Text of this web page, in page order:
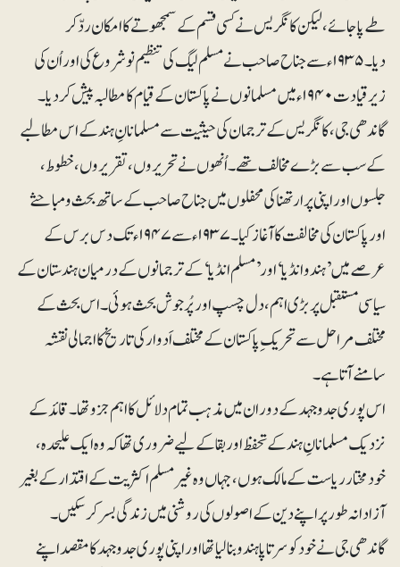
طے پاجائے، لیکن کانگریس نے کسی قسم کے سمجھوتے کا امکان ردّ کر
دیا۔ ۱۹۳۵ء سے جناح صاحب نے مسلم لیگ کی تنظیم نو شروع کی اور اُن کی
زیرقیادت ۱۹۴۰ء میں مسلمانوں نے پاکستان کے قیام کا مطالبہ پیش کر دیا۔
گاندھی جی ، کانگریس کے ترجمان کی حیثیت سے مسلمانانِ ہند کے اس مطالبے
کے سب سے بڑے مخالف تھے۔ اُنھوں نے تحریروں ، تقریروں ، خطوط،
جلسوں اور اپنی پرارتھنا کی محفلوں میں جناح صاحب کے ساتھ بحث و مباحثے
اور پاکستان کی مخالفت کا آغاز کیا۔ ۱۹۳۷ء سے ۱۹۴۷ء تک دس برس کے
عرصے میں ’ہندو انڈیا‘ اور ’مسلم انڈیا‘ کے ترجمانوں کے درمیان ہندستان کے
سیاسی مستقبل پر بڑی اہم، دل چسپ اور پُرجوش بحث ہوئی۔اس بحث کے
مختلف مراحل سے تحریک ِ پاکستان کے مختلف اَدوار کی تاریخ کا اجمالی نقشہ
سامنے آتا ہے۔
اس پوری جدوجہد کے دوران میں مذہب تمام دلائل کا اہم جزو تھا۔قائد کے
نزدیک مسلمانانِ ہند کے تحفظ اور بقا کے لیے ضروری تھا کہ وہ ایک علیحدہ،
خودمختار ریاست کے مالک ہوں، جہاں وہ غیرمسلم اکثریت کے اقتدار کے بغیر
آزادانہ طور پر اپنے دین کے اصولوں کی روشنی میں زندگی بسر کرسکیں۔
گاندھی جی نے خود کو سرتاپا ہندو بنا لیا تھا اور اپنی پوری جدوجہد کا مقصد اپنے